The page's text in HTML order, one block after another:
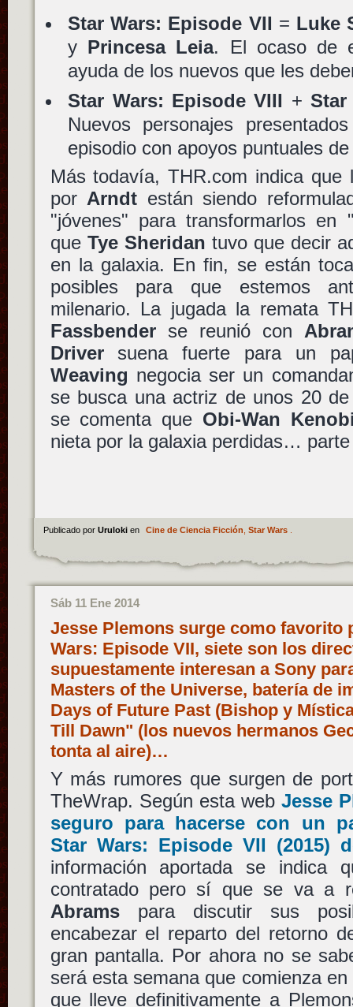
Star Wars: Episode VII = Luke
y Princesa Leia. El ocaso de
ayuda de los nuevos que les
Star Wars: Episode VIII + Star
Nuevos personajes
episodio con apoyos puntuales
Más todavía, THR.com indica que
porArndt están siendo
"jóvenes" para transformarlos en
que Tye Sheridan tuvo que decir
en la galaxia. En fin, se están
posibles para que estemos
milenario. La jugada la remata
Fassbenderse reunió con
Driversuena fuerte para un
Weaving negocia ser un
se busca una actriz de unos 20
se comenta que Obi-Wan
nieta por la galaxia perdidas…
Publicado por Uruloki en Cine de Ciencia Ficción Star Wars.
Sáb 11 Ene 2014
Jesse Plemons surge como favorito
Wars: Episode VII, siete son los
supuestamente interesan a Sony
Masters of the Universe, batería de
Days of Future Past (Bishop y
Till Dawn" (los nuevos hermanos
tonta al aire)…
Y más rumores que surgen de
TheWrap. Según esta webJesse
seguro para hacerse con un
Star Wars: Episode VII (2015)
información aportada se indica
contratado pero sí que se va a
Abramspara discutir sus
encabezar el reparto del retorno
gran pantalla. Por ahora no se
será esta semana que comienza
que lleve definitivamente a